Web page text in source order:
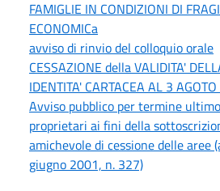
FAMIGLIE IN CONDIZIONI DI
ECONOMICa
avviso di rinvio del colloquio orale
CESSAZIONE della VALIDITA'
IDENTITA' CARTACEA AL 3
Avviso pubblico per termine
proprietari ai fini della
amichevole di cessione delle aree
giugno 2001, n. 327)